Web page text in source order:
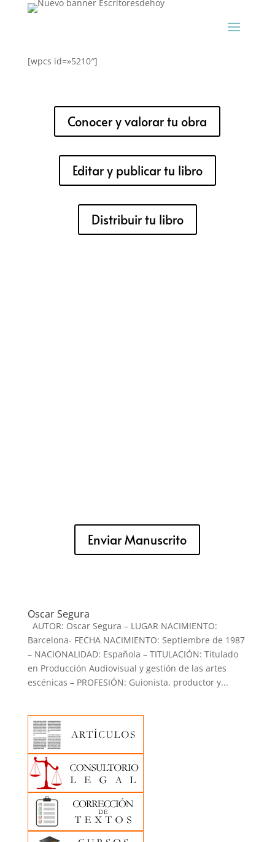
[wpcs id=»5210″]
Conocer y valorar tu obra
Editar y publicar tu libro
Distribuir tu libro
Enviar Manuscrito
Oscar Segura
AUTOR: Oscar Segura – LUGAR NACIMIENTO:
Barcelona- FECHA NACIMIENTO: Septiembre de 1987
– NACIONALIDAD: Española – TITULACIÓN: Titulado
en Producción Audiovisual y gestión de las artes
escénicas – PROFESIÓN: Guionista, productor y...